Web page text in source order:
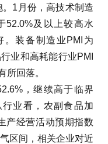
1月份，高技术制造
52.0%及以上较高水
装备制造业PMI为
业和高耗能行业PMI
所回落。
，继续高于临界
业看，农副食品加
产经营活动预期指数
区间，相关企业对近